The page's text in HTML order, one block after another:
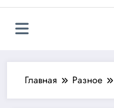
Главная Разное